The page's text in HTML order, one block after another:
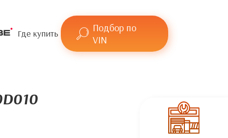
Где купить
Подбор по
VIN